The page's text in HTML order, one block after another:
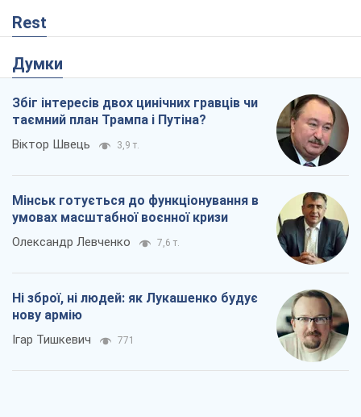
Rest
Думки
Збіг інтересів двох цинічних гравців чи
таємний план Трампа і Путіна?
Віктор Швець 3,9 т.
Мінськ готується до функціонування в
умовах масштабної воєнної кризи
Олександр Левченко 7,6 т.
Ні зброї, ні людей: як Лукашенко будує
нову армію
Ігар Тишкевич 771